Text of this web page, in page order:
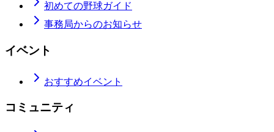
初めての野球ガイド
事務局からのお知らせ
イベント
おすすめイベント
コミュニティ